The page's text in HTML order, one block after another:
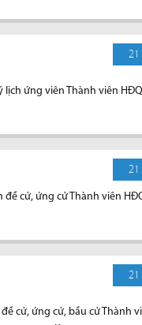
21
lịch ứng viên Thành viên
21
đề cử, ứng cử Thành viên
21
cử, ứng cử, bầu cử Thành